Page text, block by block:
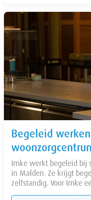
Begeleid
Imke werkt begeleid bij
in Malden. Ze krijgt
zelfstandig. Voor Imke